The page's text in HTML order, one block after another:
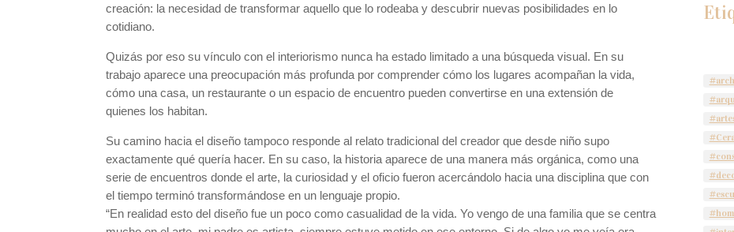
creación: la necesidad de transformar aquello que lo rodeaba y descubrir nuevas posibilidades en lo
cotidiano.
Quizás por eso su vínculo con el interiorismo nunca ha estado limitado a una búsqueda visual. En su
trabajo aparece una preocupación más profunda por comprender cómo los lugares acompañan la vida,
cómo una casa, un restaurante o un espacio de encuentro pueden convertirse en una extensión de
quienes los habitan.
Su camino hacia el diseño tampoco responde al relato tradicional del creador que desde niño supo
exactamente qué quería hacer. En su caso, la historia aparece de una manera más orgánica, como una
serie de encuentros donde el arte, la curiosidad y el oficio fueron acercándolo hacia una disciplina que con
el tiempo terminó transformándose en un lenguaje propio.
“En realidad esto del diseño fue un poco como casualidad de la vida. Yo vengo de una familia que se centra